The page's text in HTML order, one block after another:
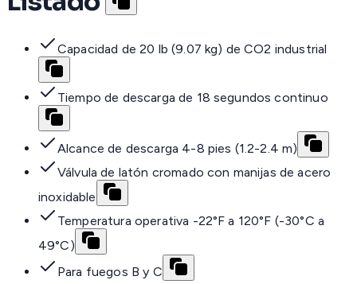
Capacidad de 20 lb (9.07 kg) de CO2 industrial
Tiempo de descarga de 18 segundos continuo
Alcance de descarga 4-8 pies (1.2-2.4 m)
Válvula de latón cromado con manijas de acero
inoxidable
Temperatura operativa -22°F a 120°F (-30°C a
49°C)
Para fuegos B y C